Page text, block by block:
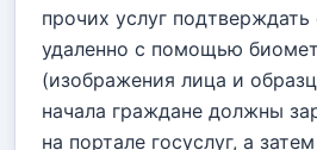
прочих услуг
удаленно с помощью
(изображения лица и
начала граждане должны
на портале госуслуг, а